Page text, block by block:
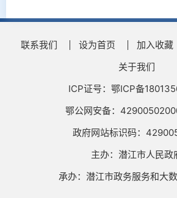
联系我们 设为首页 加入收藏
关于我们
ICP证号：鄂ICP备
鄂公网安备：
政府网站标识码：
主办：潜江市人民政
承办：潜江市政务服务和大